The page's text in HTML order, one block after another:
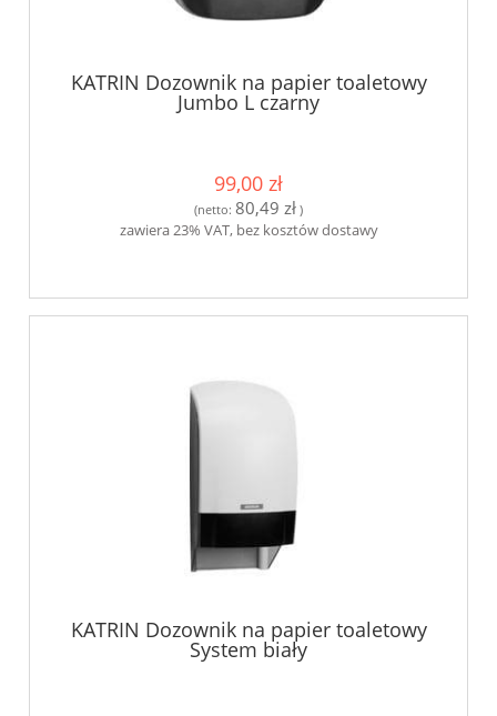
KATRIN Dozownik na papier toaletowy
Jumbo L czarny
99,00 zł
(netto: 80,49 zł )
zawiera 23% VAT, bez kosztów dostawy
KATRIN Dozownik na papier toaletowy
System biały